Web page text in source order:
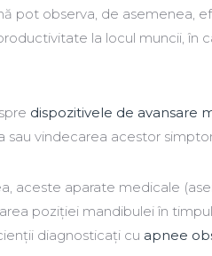
pot observa, de asemenea,
la locul muncii, în
dispozitivele de avansare
sau vindecarea acestor
aceste aparate medicale
poziției mandibulei în
diagnosticați cu apnee